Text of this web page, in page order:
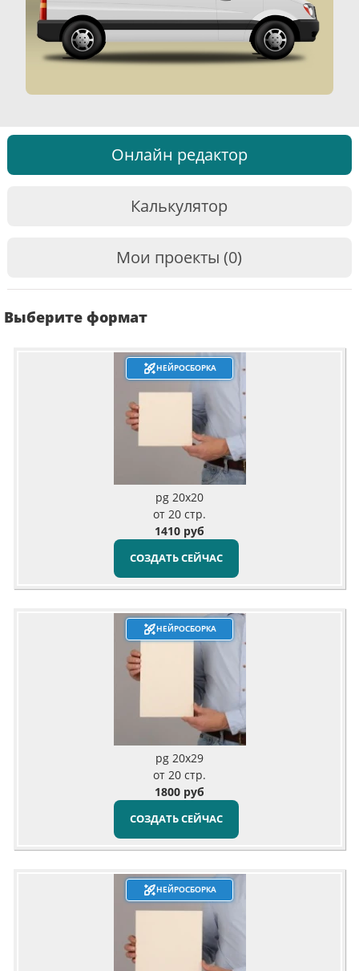
Онлайн редактор
Калькулятор
Мои проекты (0)
Выберите формат
НЕЙРОСБОРКА
pg 20x20
от 20 стр.
1410 руб
СОЗДАТЬ СЕЙЧАС
НЕЙРОСБОРКА
pg 20x29
от 20 стр.
1800 руб
СОЗДАТЬ СЕЙЧАС
НЕЙРОСБОРКА